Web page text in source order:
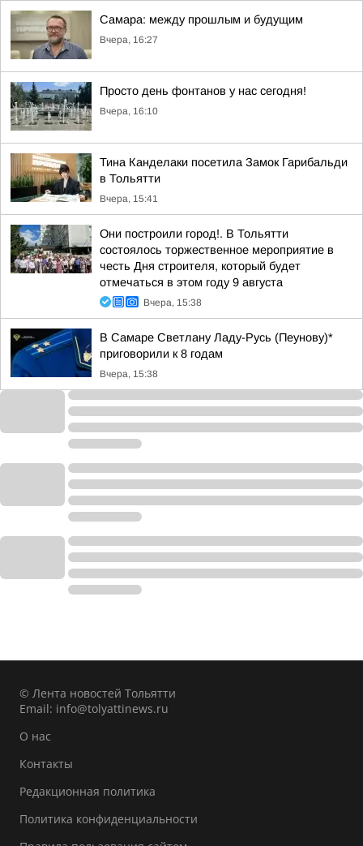
Самара: между прошлым и будущим
Вчера, 16:27
Просто день фонтанов у нас сегодня!
Вчера, 16:10
Тина Канделаки посетила Замок Гарибальди
в Тольятти
Вчера, 15:41
Они построили город!. В Тольятти
состоялось торжественное мероприятие в
честь Дня строителя, который будет
отмечаться в этом году 9 августа
Вчера, 15:38
В Самаре Светлану Ладу-Русь (Пеунову)*
приговорили к 8 годам
Вчера, 15:38
© Лента новостей Тольятти
Email: info@tolyattinews.ru
О нас
Контакты
Редакционная политика
Политика конфиденциальности